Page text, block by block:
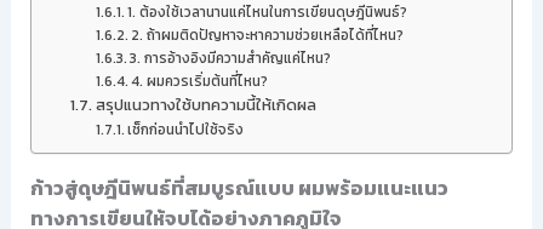
1. ต้องใช้เวลานานแค่ไหนในการเขียนดุษฎีนิพนธ์?
2. ถ้าผมติดปัญหาจะหาความช่วยเหลือได้ที่ไหน?
3. การอ้างอิงมีความสำคัญแค่ไหน?
4. ผมควรเริ่มต้นที่ไหน?
สรุปแนวทางใช้บทความนี้ให้เกิดผล
เช็กก่อนนำไปใช้จริง
ก้าวสู่ดุษฎีนิพนธ์ที่สมบูรณ์แบบ ผมพร้อมแนะแนว
ทางการเขียนให้จบได้อย่างภาคภูมิใจ